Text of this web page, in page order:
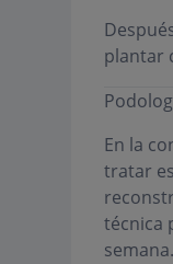
plantar
En la
tratar
técnica
semana.